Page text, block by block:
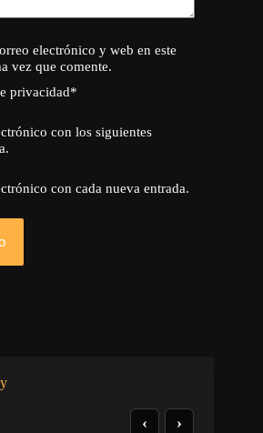
electrónico y web en este
vez que comente.
privacidad*
con los siguientes
con cada nueva entrada.
‹ ›